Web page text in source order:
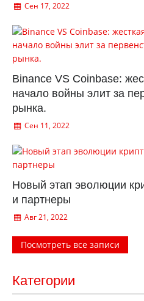
Сен 17, 2022
Binance VS Coinbase:
начало войны элит за
рынка.
Сен 11, 2022
Новый этап эволюции
и партнеры
Авг 21, 2022
Посмотреть все записи
Категории